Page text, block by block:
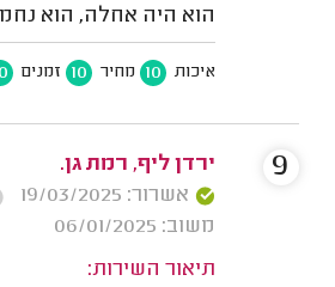
הוא היה אחלה, הוא
איכות 10 מחיר 10 זמנים
ירדן ליף, רמת גן.
אשרור: 19/03/2025
משוב: 06/01/2025
תיאור השירות:
9